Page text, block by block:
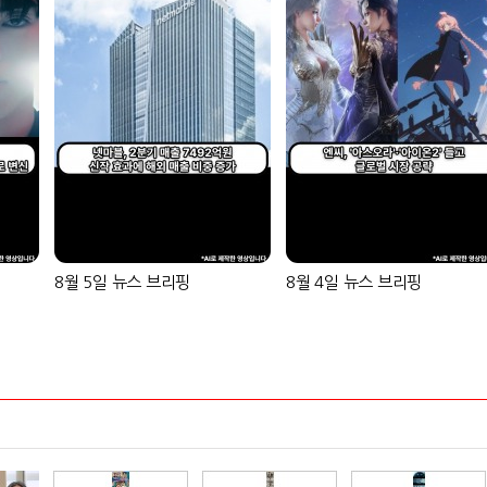
8월 5일 뉴스 브리핑 8월 4일 뉴스 브리핑